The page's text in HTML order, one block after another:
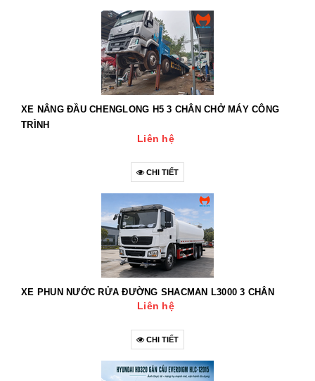
XE NÂNG ĐẦU CHENGLONG H5 3 CHÂN CHỞ MÁY CÔNG
TRÌNH
Liên hệ
CHI TIẾT
XE PHUN NƯỚC RỬA ĐƯỜNG SHACMAN L3000 3 CHÂN
Liên hệ
CHI TIẾT